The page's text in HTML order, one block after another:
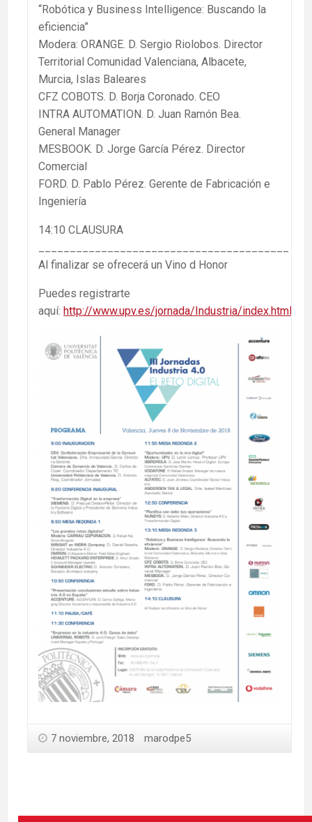
“Robótica y Business Intelligence: Buscando la
eficiencia”
Modera: ORANGE. D. Sergio Riolobos. Director
Territorial Comunidad Valenciana, Albacete,
Murcia, Islas Baleares
CFZ COBOTS. D. Borja Coronado. CEO
INTRA AUTOMATION. D. Juan Ramón Bea.
General Manager
MESBOOK. D. Jorge García Pérez. Director
Comercial
FORD. D. Pablo Pérez. Gerente de Fabricación e
Ingeniería
14:10 CLAUSURA
Al finalizar se ofrecerá un Vino d Honor
Puedes registrarte
aquí: http://www.upv.es/jornada/Industria/index.html
7 noviembre, 2018 marodpe5